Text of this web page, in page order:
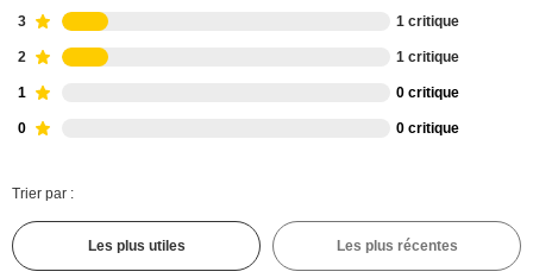
3 1 critique
2 1 critique
1 0 critique
0 0 critique
Trier par :
Les plus utiles Les plus récentes